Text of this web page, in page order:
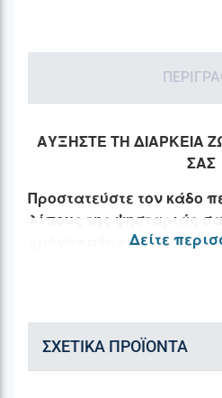
ΑΥΞΗΣΤΕ ΤΗ ΔΙΑΡΚΕΙΑ
ΣΑΣ
Προστατεύστε τον κάδο
λίπους της ψησταριάς
χρόνο καθαρισμού
λίπος και οι ζωμοί που θα
φαγητό θα καταλήγουν
κάλυμμα το οποίο έπειτα
Δείτε
ΣΧΕΤΙΚΆ ΠΡΟΪΌΝΤΑ